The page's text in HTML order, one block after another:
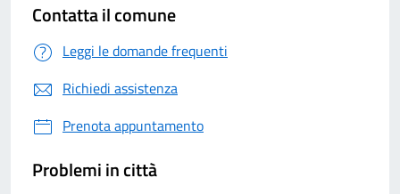
Contatta il comune
Leggi le domande frequenti
Richiedi assistenza
Prenota appuntamento
Problemi in città